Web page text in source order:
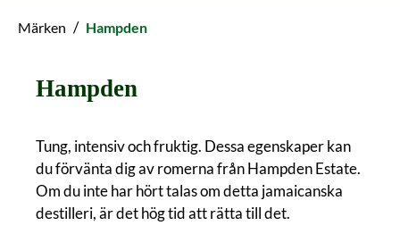
Märken / Hampden
Hampden
Tung, intensiv och fruktig. Dessa egenskaper kan
du förvänta dig av romerna från Hampden Estate.
Om du inte har hört talas om detta jamaicanska
destilleri, är det hög tid att rätta till det.